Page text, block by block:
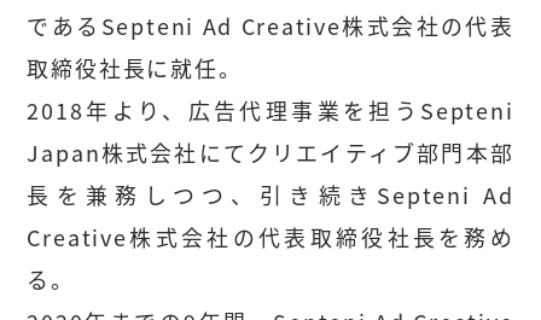
であるSepteni Ad Creative株式会社の代表
取締役社長に就任。
2018年より、広告代理事業を担うSepteni
Japan株式会社にてクリエイティブ部門本部
長を兼務しつつ、引き続きSepteni Ad
Creative株式会社の代表取締役社長を務め
る。